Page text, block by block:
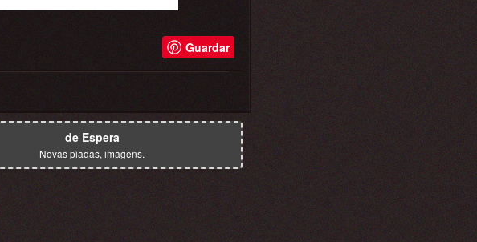
Guardar
de Espera
Novas piadas, imagens.